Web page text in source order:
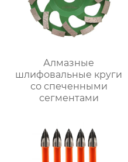
Алмазные
шлифовальные круги
со спеченными
сегментами